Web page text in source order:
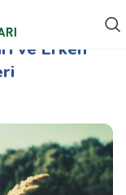
ve Erken